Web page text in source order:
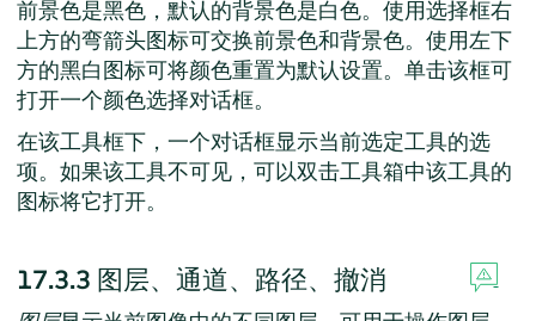
前景色是黑色，默认的背景色是白色。使用选择框右
上方的弯箭头图标可交换前景色和背景色。使用左下
方的黑白图标可将颜色重置为默认设置。单击该框可
打开一个颜色选择对话框。
在该工具框下，一个对话框显示当前选定工具的选
项。如果该工具不可见，可以双击工具箱中该工具的
图标将它打开。
17.3.3 图层、通道、路径、撤消